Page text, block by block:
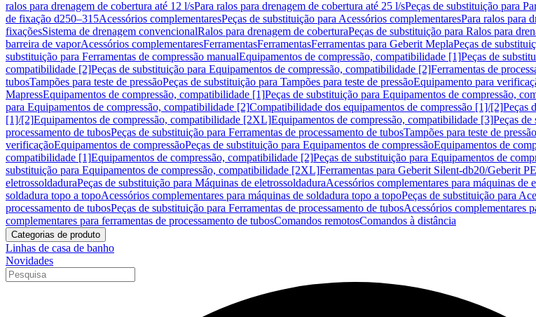
ralos para drenagem de cobertura até 12 l/sPara ralos para drenagem de cobertura até 25 l/sPeças de substituição para
de fixação d250–315Acessórios complementaresPeças de substituição para Acessórios complementaresPara ralos para
fixaçõesSistema de drenagem convencionalRalos para drenagem de coberturaPeças de substituição para Ralos para
barreira de vaporAcessórios complementaresFerramentasFerramentasFerramentas para Geberit MeplaPeças de
substituição para Ferramentas de compressão manualEquipamentos de compressão, compatibilidade [1]Peças de
compatibilidade [2]Peças de substituição para Equipamentos de compressão, compatibilidade [2]Ferramentas de
tubosTampões para teste de pressãoPeças de substituição para Tampões para teste de pressãoEquipamento para
MapressEquipamentos de compressão, compatibilidade [1]Peças de substituição para Equipamentos de compressão,
para Equipamentos de compressão, compatibilidade [2]Compatibilidade dos equipamentos de compressão [1]/[2]Peças
[1]/[2]Equipamentos de compressão, compatibilidade [2XL]Equipamentos de compressão, compatibilidade [3]Peças
processamento de tubosPeças de substituição para Ferramentas de processamento de tubosTampões para teste de pressão
verificaçãoEquipamentos de compressãoPeças de substituição para Equipamentos de compressãoEquipamentos de
compatibilidade [1]Equipamentos de compressão, compatibilidade [2]Peças de substituição para Equipamentos de
substituição para Equipamentos de compressão, compatibilidade [2XL]Ferramentas para Geberit Silent-db20/Geberit PE
eletrossoldaduraPeças de substituição para Máquinas de eletrossoldaduraAcessórios complementares para máquinas de
soldadura topo a topoAcessórios complementares para máquinas de soldadura topo a topoPeças de substituição para
processamento de tubosPeças de substituição para Ferramentas de processamento de tubosAcessórios complementares
complementares para ferramentas de processamento de tubosComandos remotosComandos à distância
Categorias de produto
Linhas de casa de banho
Novidades